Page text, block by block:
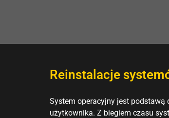
Reinstalacje
System operacyjny jest podstawą
użytkownika. Z biegiem czasu